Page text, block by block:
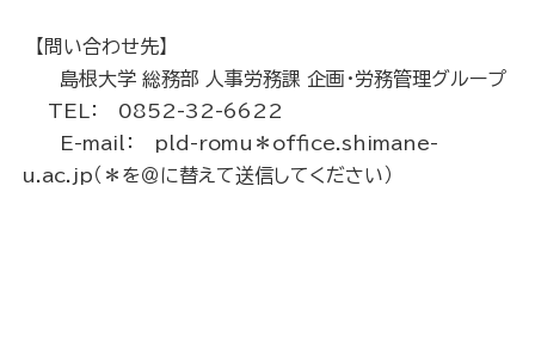
【問い合わせ先】
島根大学 総務部 人事労務課 企画・労務管理グループ
TEL： 0852-32-6622
E-mail： pld-romu＊office.shimane-
u.ac.jp（＊を＠に替えて送信してください）